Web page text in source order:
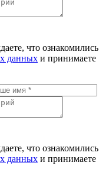
что ознакомились
данных и принимаете
что ознакомились
данных и принимаете